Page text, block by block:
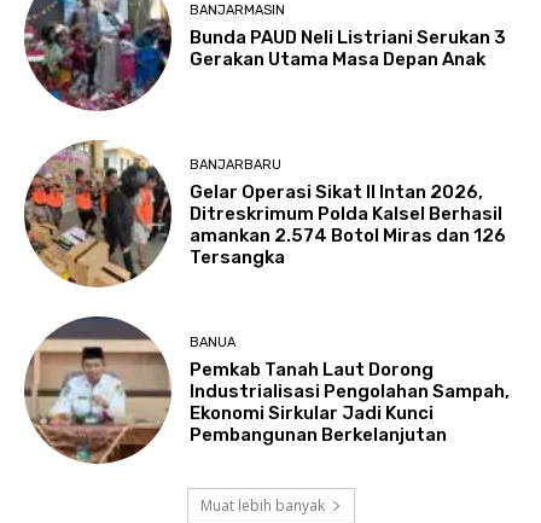
BANJARMASIN
Bunda PAUD Neli Listriani Serukan 3
Gerakan Utama Masa Depan Anak
BANJARBARU
Gelar Operasi Sikat II Intan 2026,
Ditreskrimum Polda Kalsel Berhasil
amankan 2.574 Botol Miras dan 126
Tersangka
BANUA
Pemkab Tanah Laut Dorong
Industrialisasi Pengolahan Sampah,
Ekonomi Sirkular Jadi Kunci
Pembangunan Berkelanjutan
Muat lebih banyak